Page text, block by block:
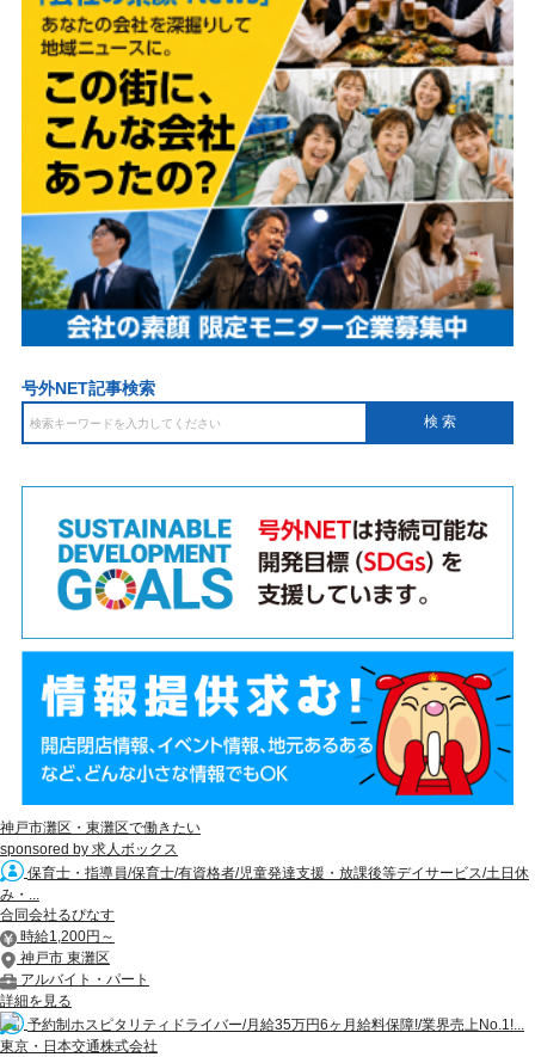
号外NET記事検索
神戸市灘区・東灘区で働きたい
sponsored by 求人ボックス
保育士・指導員/保育士/有資格者/児童発達支援・放課後等デイサービス/土日休
み・...
合同会社るぴなす
時給1,200円～
神戸市 東灘区
アルバイト・パート
詳細を見る
予約制ホスピタリティドライバー/月給35万円6ヶ月給料保障!/業界売上No.1!...
東京・日本交通株式会社